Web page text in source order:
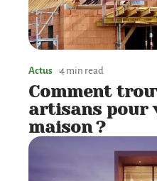
Actus 4 min read
Comment
artisans pour
maison ?